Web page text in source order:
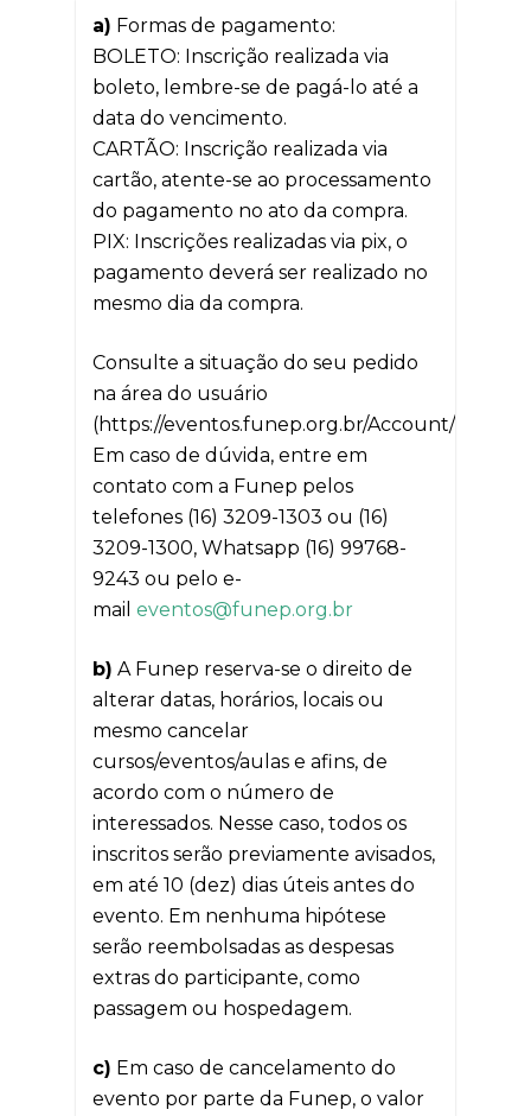
a) Formas de pagamento:
BOLETO: Inscrição realizada via
boleto, lembre-se de pagá-lo até a
data do vencimento.
CARTÃO: Inscrição realizada via
cartão, atente-se ao processamento
do pagamento no ato da compra.
PIX: Inscrições realizadas via pix, o
pagamento deverá ser realizado no
mesmo dia da compra.
Consulte a situação do seu pedido
na área do usuário
(https://eventos.funep.org.br/Account/Login).
Em caso de dúvida, entre em
contato com a Funep pelos
telefones (16) 3209-1303 ou (16)
3209-1300, Whatsapp (16) 99768-
9243 ou pelo e-
maileventos@funep.org.br
b) A Funep reserva-se o direito de
alterar datas, horários, locais ou
mesmo cancelar
cursos/eventos/aulas e afins, de
acordo com o número de
interessados. Nesse caso, todos os
inscritos serão previamente avisados,
em até 10 (dez) dias úteis antes do
evento. Em nenhuma hipótese
serão reembolsadas as despesas
extras do participante, como
passagem ou hospedagem.
c) Em caso de cancelamento do
evento por parte da Funep, o valor